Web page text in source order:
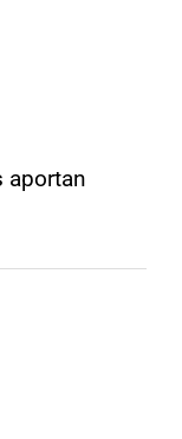
aportan